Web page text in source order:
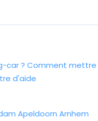
car ? Comment mettre
d'aide
Apeldoorn Arnhem